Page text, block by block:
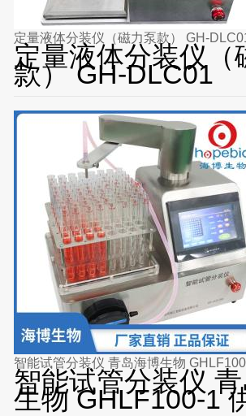
定量液体分装仪（磁力泵款） GH-
定量液体分装仪（
款） GH-DLC01
智能试管分装仪
生物 GHLF100-1